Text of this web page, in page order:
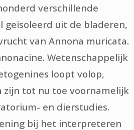
verschillende
geïsoleerd uit de bladeren,
van Annona muricata.
Wetenschappelijk
loopt volop,
zijn tot nu toe voornamelijk
en dierstudies.
bij het interpreteren